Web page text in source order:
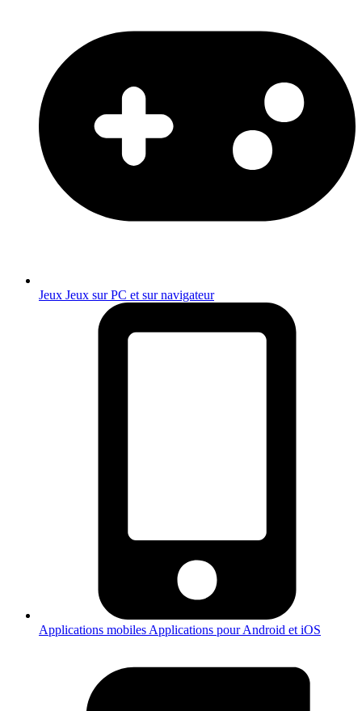
Jeux Jeux sur PC et sur navigateur
Applications mobiles Applications pour Android et iOS